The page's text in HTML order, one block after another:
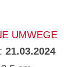
UMWEGE
21.03.2024